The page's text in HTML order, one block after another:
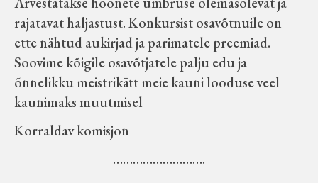
rajatavat haljastust. Konkursist osavõtnuile on
ette nähtud aukirjad ja parimatele preemiad.
Soovime kõigile osavõtjatele palju edu ja
õnnelikku meistrikätt meie kauni looduse veel
kaunimaks muutmisel
Korraldav komisjon
……………………….